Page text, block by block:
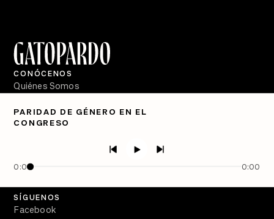
PARIDAD DE GÉNERO EN EL
CONGRESO
0:00 0:00
CONÓCENOS
Quiénes Somos
PÓDCASTS
Crecer en Distopía
SÍGUENOS
Facebook